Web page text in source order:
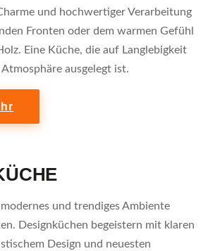
und hochwertiger Verarbeitung
Fronten oder dem warmen Gefühl
Eine Küche, die auf Langlebigkeit
ausgelegt ist.
und trendiges Ambiente
Designküchen begeistern mit klaren
Design und neuesten